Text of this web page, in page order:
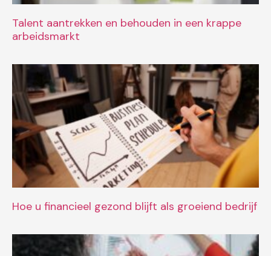
Talent aantrekken en behouden in een krappe
arbeidsmarkt
Hoe u financieel gezond blijft als groeiend bedrijf